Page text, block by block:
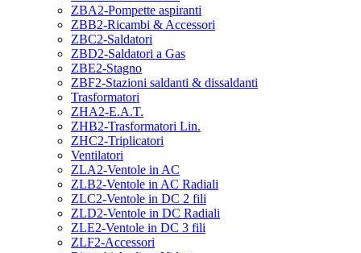
ZBA2-Pompette aspiranti
ZBB2-Ricambi & Accessori
ZBC2-Saldatori
ZBD2-Saldatori a Gas
ZBE2-Stagno
ZBF2-Stazioni saldanti & dissaldanti
Trasformatori
ZHA2-E.A.T.
ZHB2-Trasformatori Lin.
ZHC2-Triplicatori
Ventilatori
ZLA2-Ventole in AC
ZLB2-Ventole in AC Radiali
ZLC2-Ventole in DC 2 fili
ZLD2-Ventole in DC Radiali
ZLE2-Ventole in DC 3 fili
ZLF2-Accessori